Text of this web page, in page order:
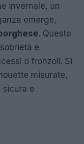
invernale, un
emerge,
. Questa
e
o fronzoli. Si
misurate,
sicura e